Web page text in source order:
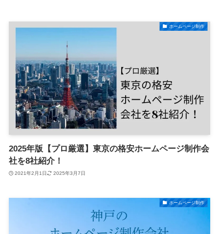
ホームページ制作
2025年版【プロ厳選】東京の格安ホームページ制作会
社を8社紹介！
2021年2月1日 2025年3月7日
ホームページ制作